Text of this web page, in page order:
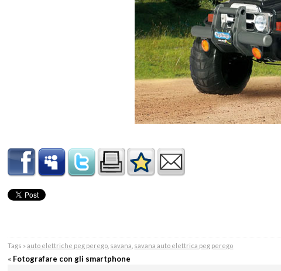
Tags »auto elettriche peg perego savana savana auto elettrica peg perego
« Fotografare con gli smartphone